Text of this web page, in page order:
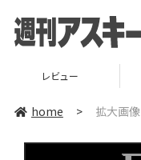
レビュー
home > 拡大画像